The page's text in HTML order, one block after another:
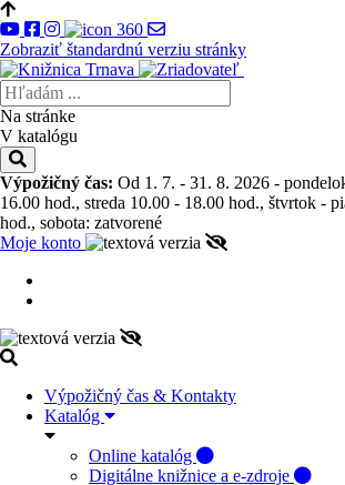
Zobraziť štandardnú verziu stránky
Na stránke
V katalógu
Výpožičný čas: Od 1. 7. - 31. 8. 2026 -
16.00 hod., streda 10.00 - 18.00 hod., štvrtok -
hod., sobota: zatvorené
Moje konto
Výpožičný čas & Kontakty
Katalóg
Online katalóg
Digitálne knižnice a e-zdroje